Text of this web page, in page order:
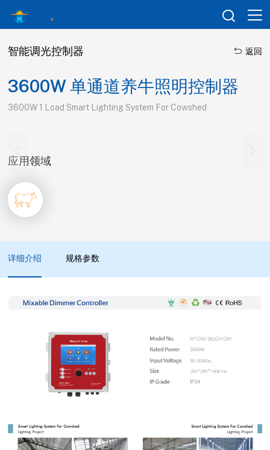

智能调光控制器  返回
3600W 单通道养牛照明控制器
3600W 1 Load Smart Lighting System For Cowshed
应用领域
详细介绍 规格参数